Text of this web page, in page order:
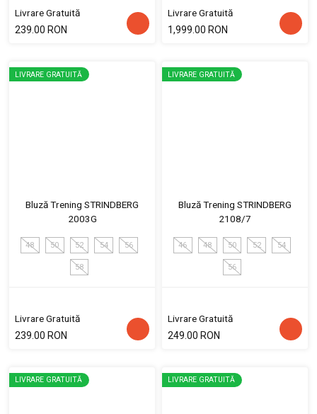
Livrare Gratuită
239.00 RON
Livrare Gratuită
1,999.00 RON
LIVRARE GRATUITĂ
Bluză Trening STRINDBERG
2003G
48 50 52 54 56
58
Livrare Gratuită
239.00 RON
LIVRARE GRATUITĂ
Bluză Trening STRINDBERG
2108/7
46 48 50 52 54
56
Livrare Gratuită
249.00 RON
LIVRARE GRATUITĂ LIVRARE GRATUITĂ